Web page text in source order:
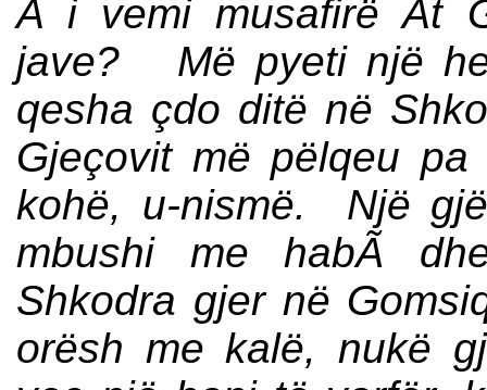
A i vemi musafirë At
jave? Më pyeti një
qesha çdo ditë në
Gjeçovit më pëlqeu
kohë, u-nismë. Një
mbushi me habÃ­
Shkodra gjer në
orësh me kalë, nukë